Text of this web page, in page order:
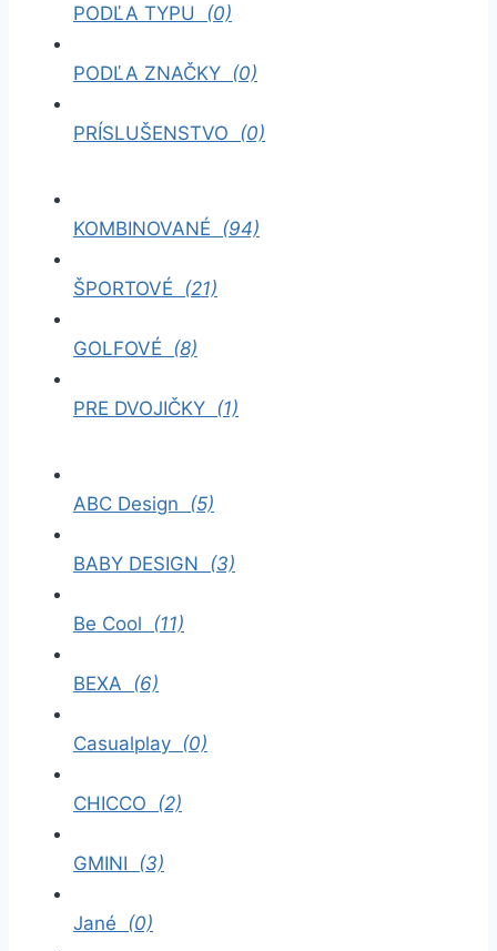
PODĽA TYPU (0)
PODĽA ZNAČKY (0)
PRÍSLUŠENSTVO (0)
KOMBINOVANÉ (94)
ŠPORTOVÉ (21)
GOLFOVÉ (8)
PRE DVOJIČKY (1)
ABC Design (5)
BABY DESIGN (3)
Be Cool (11)
BEXA (6)
Casualplay (0)
CHICCO (2)
GMINI (3)
Jané (0)